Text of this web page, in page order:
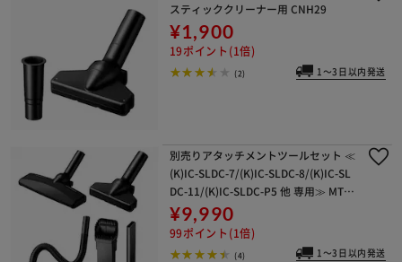
スティッククリーナー用 CNH29
¥1,900
19ポイント(1倍)
(2) 1～3日以内発送
別売りアタッチメントツールセット ≪
(K)IC-SLDC-7/(K)IC-SLDC-8/(K)IC-SL
DC-11/(K)IC-SLDC-P5 他 専用≫ MTS2
9
¥9,990
99ポイント(1倍)
(4) 1～3日以内発送